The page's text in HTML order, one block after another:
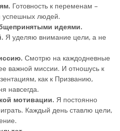
Готовность к переменам –
успешных людей.
идеями.
Я уделяю внимание цели, а не
Смотрю на каждодневные
важной миссии. И отношусь к
как к Призванию,
навсегда.
мотивации. Я постоянно
Каждый день ставлю цели,